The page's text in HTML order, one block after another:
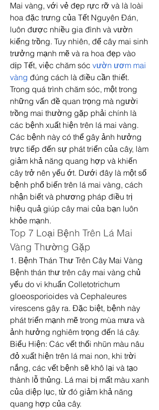
Mai vàng, với vẻ đẹp rực rỡ và là loài
hoa đặc trưng của Tết Nguyên Đán,
luôn được nhiều gia đình và vườn
kiểng trồng. Tuy nhiên, để cây mai sinh
trưởng mạnh mẽ và ra hoa đẹp vào
dịp Tết, việc chăm sóc vườn ươm mai
vàng đúng cách là điều cần thiết.
Trong quá trình chăm sóc, một trong
những vấn đề quan trọng mà người
trồng mai thường gặp phải chính là
các bệnh xuất hiện trên lá mai vàng.
Các bệnh này có thể gây ảnh hưởng
trực tiếp đến sự phát triển của cây, làm
giảm khả năng quang hợp và khiến
cây trở nên yếu ớt. Dưới đây là một số
bệnh phổ biến trên lá mai vàng, cách
nhận biết và phương pháp điều trị
hiệu quả giúp cây mai của bạn luôn
khỏe mạnh.
Top 7 Loại Bệnh Trên Lá Mai
Vàng Thường Gặp
1. Bệnh Thán Thư Trên Cây Mai Vàng
Bệnh thán thư trên cây mai vàng chủ
yếu do vi khuẩn Colletotrichum
gloeosporioides và Cephaleures
virescens gây ra. Đặc biệt, bệnh này
phát triển mạnh mẽ trong mùa mưa và
ảnh hưởng nghiêm trọng đến lá cây.
Biểu Hiện: Các vết thối nhũn màu nâu
đỏ xuất hiện trên lá mai non, khi trời
nắng, các vết bệnh sẽ khô lại và tạo
thành lỗ thủng. Lá mai bị mất màu xanh
của diệp lục, từ đó giảm khả năng
quang hợp của cây.